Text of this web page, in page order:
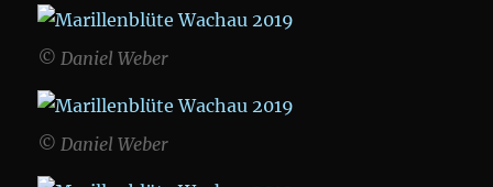
© Daniel Weber
© Daniel Weber